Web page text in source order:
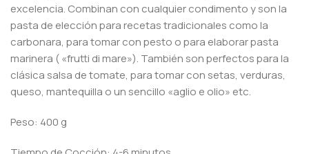
excelencia. Combinan con cualquier condimento y son la
pasta de elección para recetas tradicionales como la
carbonara, para tomar con pesto o para elaborar pasta
marinera ( «frutti di mare»). También son perfectos para la
clásica salsa de tomate, para tomar con setas, verduras,
queso, mantequilla o un sencillo «aglio e olio» etc.
Peso: 400 g